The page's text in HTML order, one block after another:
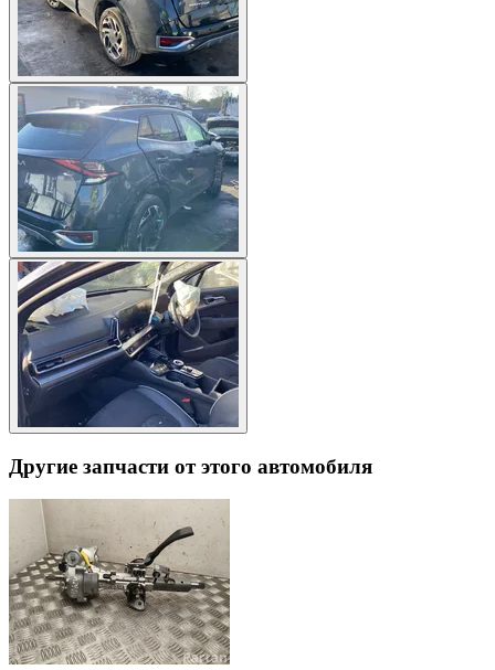
Другие запчасти от этого автомобиля